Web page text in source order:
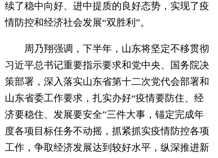
续了稳中向好、进中提质的良好态势，实现了疫
情防控和经济社会发展“双胜利”。
周乃翔强调，下半年，山东将坚定不移贯彻
习近平总书记重要指示要求和党中央、国务院决
策部署，深入落实山东省第十二次党代会部署和
山东省委工作要求，扎实办好“疫情要防住、经
济要稳住、发展要安全”三件大事，锚定完成年
度各项目标任务不动摇，抓紧抓实疫情防控各项
工作，争取经济发展达到较好水平，纵深推进新